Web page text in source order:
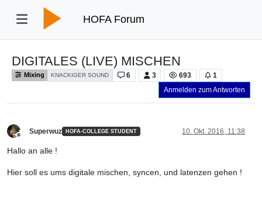
HOFA Forum
DIGITALES (LIVE) MISCHEN
Mixing KNACKIGER SOUND 6 3 693
1
Anmelden zum Antworten
Superwuz HOFA-COLLEGE STUDENT 10. Okt. 2016, 11:38
Hallo an alle !
Hier soll es ums digitale mischen, syncen, und latenzen gehen !